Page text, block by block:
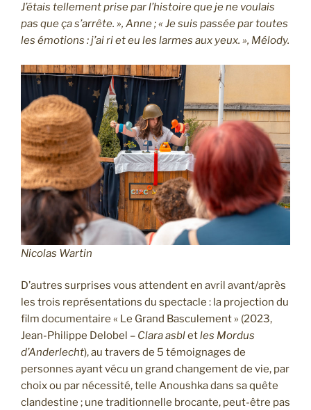
J’étais tellement prise par l’histoire que je ne voulais
pas que ça s’arrête. », Anne ; « Je suis passée par toutes
les émotions : j’ai ri et eu les larmes aux yeux. », Mélody.
Nicolas Wartin
D’autres surprises vous attendent en avril avant/après
les trois représentations du spectacle : la projection du
film documentaire « Le Grand Basculement » (2023,
Jean-Philippe Delobel – Clara asbletles Mordus
d’Anderlecht), au travers de 5 témoignages de
personnes ayant vécu un grand changement de vie, par
choix ou par nécessité, telle Anoushka dans sa quête
clandestine ; une traditionnelle brocante, peut-être pas